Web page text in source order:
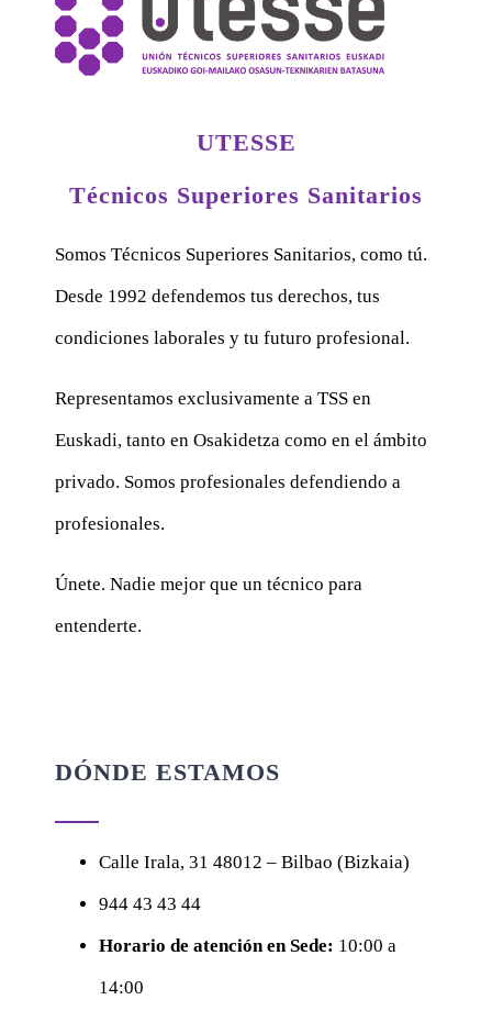
UTESSE
Técnicos Superiores Sanitarios
Somos Técnicos Superiores Sanitarios, como tú.
Desde 1992 defendemos tus derechos, tus
condiciones laborales y tu futuro profesional.
Representamos exclusivamente a TSS en
Euskadi, tanto en Osakidetza como en el ámbito
privado. Somos profesionales defendiendo a
profesionales.
Únete. Nadie mejor que un técnico para
entenderte.
DÓNDE ESTAMOS
Calle Irala, 31 48012 – Bilbao (Bizkaia)
944 43 43 44
Horario de atención en Sede: 10:00 a
14:00